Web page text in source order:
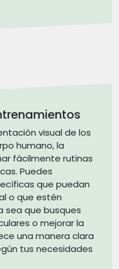
visual de los
humano, la
fácilmente rutinas
Puedes
que puedan
o que estén
sea que busques
o mejorar la
una manera clara
tus necesidades